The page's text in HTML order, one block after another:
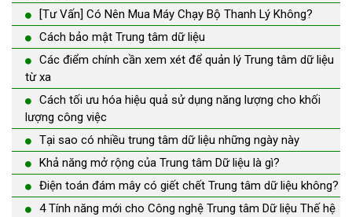
[Tư Vấn] Có Nên Mua Máy Chạy Bộ Thanh Lý Không?
Cách bảo mật Trung tâm dữ liệu
Các điểm chính cần xem xét để quản lý Trung tâm dữ liệu
từ xa
Cách tối ưu hóa hiệu quả sử dụng năng lượng cho khối
lượng công việc
Tại sao có nhiều trung tâm dữ liệu những ngày này
Khả năng mở rộng của Trung tâm Dữ liệu là gì?
Điện toán đám mây có giết chết Trung tâm dữ liệu không?
4 Tính năng mới cho Công nghệ Trung tâm Dữ liệu Thế hệ